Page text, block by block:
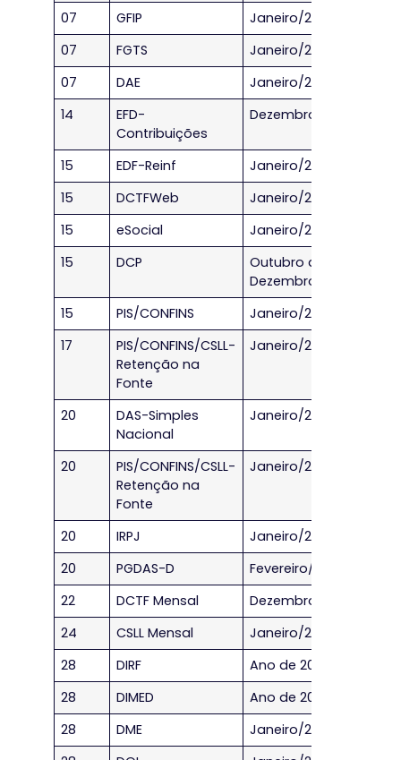
07
GFIP
Janeiro/2023
07
FGTS
Janeiro/2023
07
DAE
Janeiro/2023
14
EFD-
Contribuições
Dezembro/2022
15 EDF-Reinf
Janeiro/2023
15
DCTFWeb
Janeiro/2023
15
eSocial
Janeiro/2023
15
DCP
Outubro a
Dezembro/2022
15
PIS/CONFINS
Janeiro/2023
17
PIS/CONFINS/CSLL-
Retenção na
Fonte
Janeiro/2023
20
DAS-Simples
Nacional
Janeiro/2023
20
PIS/CONFINS/CSLL-
Retenção na
Fonte
Janeiro/2023
20 IRPJ
Janeiro/2023
20
PGDAS-D
Fevereiro/2023
22
DCTF Mensal
Dezembro/2022
24
CSLL Mensal
Janeiro/2023
28
DIRF
Ano de 2022
28
DIMED
Ano de 2022
28
DME
Janeiro/2023